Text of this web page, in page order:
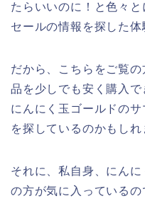
たらいいのに！と色々
セールの情報を探した体
だから、こちらをご覧
品を少しでも安く購入で
にんにく玉ゴールドの
を探しているのかもしれ
それに、私自身、にん
の方が気に入っている